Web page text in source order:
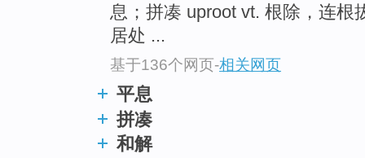
息；拼凑 uproot vt. 根除，连
居处 ...
基于136个网页-相关网页
平息
拼凑
和解